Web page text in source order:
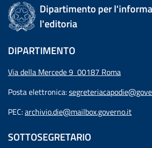
Dipartimento per
l'editoria
DIPARTIMENTO
Via della Mercede 9 00187 Roma
Posta elettronica:
PEC:archivio.die@mailbox.governo.it
SOTTOSEGRETARIO